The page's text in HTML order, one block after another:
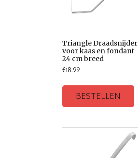
Triangle Draadsnijder
voor kaas en fondant
24 cm breed
€18.99
BESTELLEN